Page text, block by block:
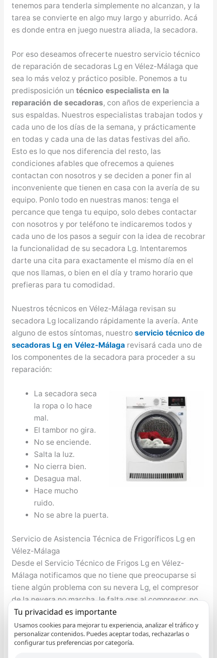
tenemos para tenderla simplemente no alcanzan, y la
tarea se convierte en algo muy largo y aburrido. Acá
es donde entra en juego nuestra aliada, la secadora.
Por eso deseamos ofrecerte nuestro servicio técnico
de reparación de secadoras Lg en Vélez-Málaga que
sea lo más veloz y práctico posible. Ponemos a tu
predisposición un técnico especialista en la
reparación de secadoras, con años de experiencia a
sus espaldas. Nuestros especialistas trabajan todos y
cada uno de los días de la semana, y prácticamente
en todas y cada una de las datas festivas del año.
Esto es lo que nos diferencia del resto, las
condiciones afables que ofrecemos a quienes
contactan con nosotros y se deciden a poner fin al
inconveniente que tienen en casa con la avería de su
equipo. Ponlo todo en nuestras manos: tenga el
percance que tenga tu equipo, solo debes contactar
con nosotros y por teléfono te indicaremos todos y
cada uno de los pasos a seguir con la idea de recobrar
la funcionalidad de su secadora Lg. Intentaremos
darte una cita para exactamente el mismo día en el
que nos llamas, o bien en el día y tramo horario que
prefieras para tu comodidad.
Nuestros técnicos en Vélez-Málaga revisan su
secadora Lg localizando rápidamente la avería. Ante
alguno de estos síntomas, nuestro servicio técnico de
secadoras Lg en Vélez-Málagarevisará cada uno de
los componentes de la secadora para proceder a su
reparación:
La secadora seca
la ropa o lo hace
mal.
El tambor no gira.
No se enciende.
Salta la luz.
No cierra bien.
Desagua mal.
Hace mucho
ruido.
No se abre la puerta.
Servicio de Asistencia Técnica de Frigoríficos Lg en
Vélez-Málaga
Desde el Servicio Técnico de Frigos Lg en Vélez-
Málaga notificamos que no tiene que preocuparse si
tiene algún problema con su nevera Lg, el compresor
de la nevera no marcha, le falta gas al compresor, no
enfría apropiadamente, etcétera cualquier
inconveniente lo solucionamos. Nuestro bienestar y el
de nuestro seres queridos depende eminentemente
de la alimentación que se tenga, por consiguiente es
Tu privacidad es importante
Usamos cookies para mejorar tu experiencia, analizar el tráfico y
personalizar contenidos. Puedes aceptar todas, rechazarlas o
configurar tus preferencias por categoría.